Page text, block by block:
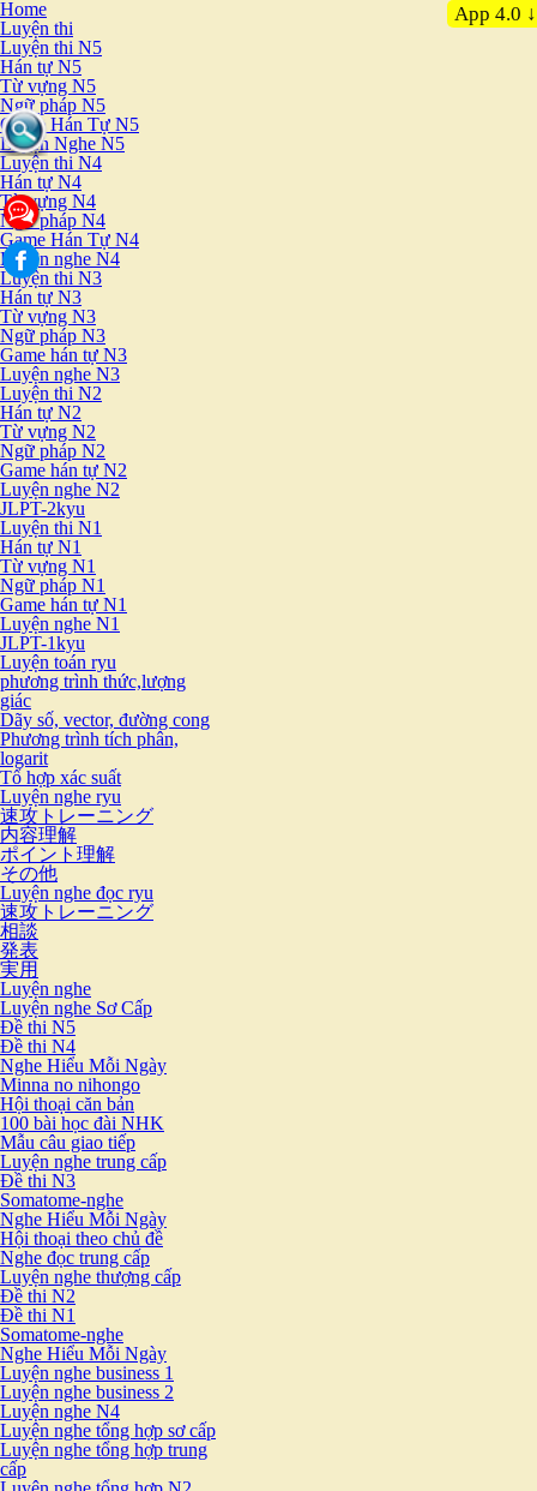
Home
Luyện thi
Luyện thi N5
Hán tự N5
Từ vựng N5
Ngữ pháp N5
Game Hán Tự N5
Luyện Nghe N5
Luyện thi N4
Hán tự N4
Từ vựng N4
Ngữ pháp N4
Game Hán Tự N4
Luyện nghe N4
Luyện thi N3
Hán tự N3
Từ vựng N3
Ngữ pháp N3
Game hán tự N3
Luyện nghe N3
Luyện thi N2
Hán tự N2
Từ vựng N2
Ngữ pháp N2
Game hán tự N2
Luyện nghe N2
JLPT-2kyu
Luyện thi N1
Hán tự N1
Từ vựng N1
Ngữ pháp N1
Game hán tự N1
Luyện nghe N1
JLPT-1kyu
Luyện toán ryu
phương trình thức,lượng
giác
Dãy số, vector, đường cong
Phương trình tích phân,
logarit
Tổ hợp xác suất
Luyện nghe ryu
速攻トレーニング
内容理解
ポイント理解
その他
Luyện nghe đọc ryu
速攻トレーニング
相談
発表
実用
Luyện nghe
Luyện nghe Sơ Cấp
Đề thi N5
Đề thi N4
Nghe Hiểu Mỗi Ngày
Minna no nihongo
Hội thoại căn bản
100 bài học đài NHK
Mẫu câu giao tiếp
Luyện nghe trung cấp
Đề thi N3
Somatome-nghe
Nghe Hiểu Mỗi Ngày
Hội thoại theo chủ đề
Nghe đọc trung cấp
Luyện nghe thượng cấp
Đề thi N2
Đề thi N1
Somatome-nghe
Nghe Hiểu Mỗi Ngày
Luyện nghe business 1
Luyện nghe business 2
Luyện nghe N4
Luyện nghe tổng hợp sơ cấp
Luyện nghe tổng hợp trung
cấp
App 4.0 ↓